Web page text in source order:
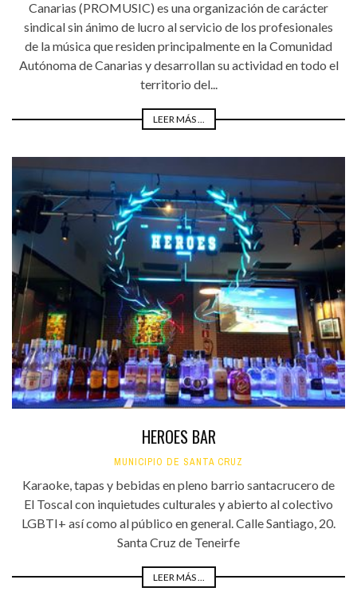
Canarias (PROMUSIC) es una organización de carácter
sindical sin ánimo de lucro al servicio de los profesionales
de la música que residen principalmente en la Comunidad
Autónoma de Canarias y desarrollan su actividad en todo el
territorio del...
LEER MÁS ...
HEROES BAR
MUNICIPIO DE SANTA CRUZ
Karaoke, tapas y bebidas en pleno barrio santacrucero de
El Toscal con inquietudes culturales y abierto al colectivo
LGBTI+ así como al público en general. Calle Santiago, 20.
Santa Cruz de Teneirfe
LEER MÁS ...